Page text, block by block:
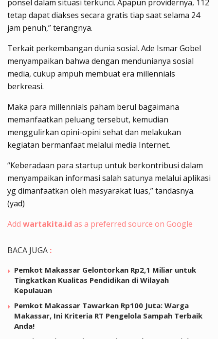
ponsel dalam situasi terkunci. Apapun providernya, 112
tetap dapat diakses secara gratis tiap saat selama 24
jam penuh,” terangnya.
Terkait perkembangan dunia sosial. Ade Ismar Gobel
menyampaikan bahwa dengan mendunianya sosial
media, cukup ampuh membuat era millennials
berkreasi.
Maka para millennials paham berul bagaimana
memanfaatkan peluang tersebut, kemudian
menggulirkan opini-opini sehat dan melakukan
kegiatan bermanfaat melalui media Internet.
“Keberadaan para startup untuk berkontribusi dalam
menyampaikan informasi salah satunya melalui aplikasi
yg dimanfaatkan oleh masyarakat luas,” tandasnya.
(yad)
Add wartakita.id as a preferred source on Google
BACA JUGA :
Pemkot Makassar Gelontorkan Rp2,1 Miliar untuk
Tingkatkan Kualitas Pendidikan di Wilayah
Kepulauan
Pemkot Makassar Tawarkan Rp100 Juta: Warga
Makassar, Ini Kriteria RT Pengelola Sampah Terbaik
Anda!